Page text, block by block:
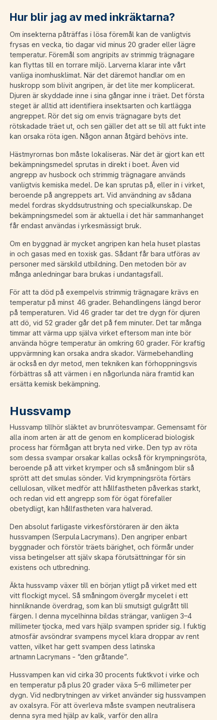
Hur blir jag av med inkräktarna?
Om insekterna påträffas i lösa föremål kan de vanligtvis
frysas en vecka, tio dagar vid minus 20 grader eller lägre
temperatur. Föremål som angripits av strimmig trägnagare
kan flyttas till en torrare miljö. Larverna klarar inte vårt
vanliga inomhusklimat. När det däremot handlar om en
huskropp som blivit angripen, är det lite mer komplicerat.
Djuren är skyddade inne i sina gångar inne i träet. Det första
steget är alltid att identifiera insektsarten och kartlägga
angreppet. Rör det sig om envis trägnagare byts det
rötskadade träet ut, och sen gäller det att se till att fukt inte
kan orsaka röta igen. Någon annan åtgärd behövs inte.
Hästmyrornas bon måste lokaliseras. När det är gjort kan ett
bekämpningsmedel sprutas in direkt i boet. Även vid
angrepp av husbock och strimmig trägnagare används
vanligtvis kemiska medel. De kan sprutas på, eller in i virket,
beroende på angreppets art. Vid användning av sådana
medel fordras skyddsutrustning och specialkunskap. De
bekämpningsmedel som är aktuella i det här sammanhanget
får endast användas i yrkesmässigt bruk.
Om en byggnad är mycket angripen kan hela huset plastas
in och gasas med en toxisk gas. Sådant får bara utföras av
personer med särskild utbildning. Den metoden bör av
många anledningar bara brukas i undantagsfall.
För att ta död på exempelvis strimmig trägnagare krävs en
temperatur på minst 46 grader. Behandlingens längd beror
på temperaturen. Vid 46 grader tar det tre dygn för djuren
att dö, vid 52 grader går det på fem minuter. Det tar många
timmar att värma upp själva virket eftersom man inte bör
använda högre temperatur än omkring 60 grader. För kraftig
uppvärmning kan orsaka andra skador. Värmebehandling
är också en dyr metod, men tekniken kan förhoppningsvis
förbättras så att värmen i en någorlunda nära framtid kan
ersätta kemisk bekämpning.
Hussvamp
Hussvamp tillhör släktet av brunrötesvampar. Gemensamt för
alla inom arten är att de genom en komplicerad biologisk
process har förmågan att bryta ned virke. Den typ av röta
som dessa svampar orsakar kallas också för krympningsröta,
beroende på att virket krymper och så småningom blir så
sprött att det smulas sönder. Vid krympningsröta förtärs
cellulosan, vilket medför att hållfastheten påverkas starkt,
och redan vid ett angrepp som för ögat förefaller
obetydligt, kan hållfastheten vara halverad.
Den absolut farligaste virkesförstöraren är den äkta
hussvampen (Serpula Lacrymans). Den angriper enbart
byggnader och förstör träets bärighet, och förmår under
vissa betingelser att själv skapa förutsättningar för sin
existens och utbredning.
Äkta hussvamp växer till en början ytligt på virket med ett
vitt flockigt mycel. Så småningom övergår mycelet i ett
hinnliknande överdrag, som kan bli smutsigt gulgrått till
färgen. I denna mycelhinna bildas strängar, vanligen 3–4
millimeter tjocka, med vars hjälp svampen sprider sig. I fuktig
atmosfär avsöndrar svampens mycel klara droppar av rent
vatten, vilket har gett svampen dess latinska
artnamn Lacrymans - “den gråtande”.
Hussvampen kan vid cirka 30 procents fuktkvot i virke och
en temperatur på plus 20 grader växa 5–6 millimeter per
dygn. Vid nedbrytningen av virket använder sig hussvampen
av oxalsyra. För att överleva måste svampen neutralisera
denna syra med hjälp av kalk, varför den allra